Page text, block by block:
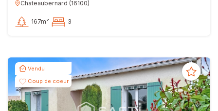
Chateaubernard (16100)
167m² 3
Vendu
Coup de coeur